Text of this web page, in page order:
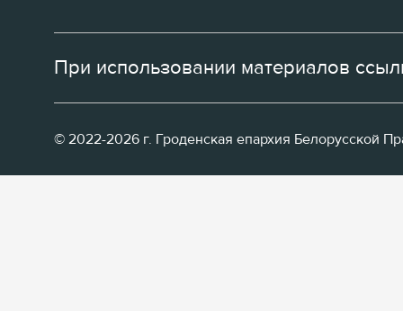
При использовании материалов
© 2022-2026 г. Гроденская епархия Белорусской